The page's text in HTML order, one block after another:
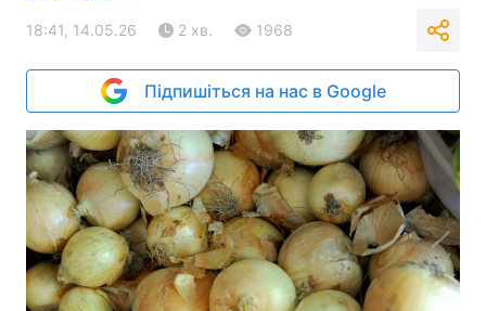
18:41, 14.05.26 2 хв. 1968
Підпишіться на нас в Google